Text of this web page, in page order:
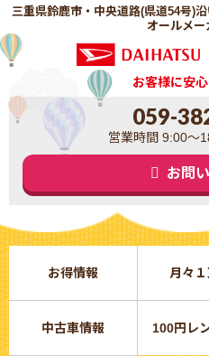
三重県鈴鹿市・中央道路(県道54号)
オールメー
お客様に安
059-
営業時間 9:00～
お問
お得情報 月々
中古車情報 100円レ